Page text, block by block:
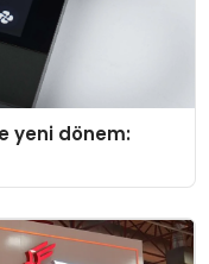
yeni dönem: